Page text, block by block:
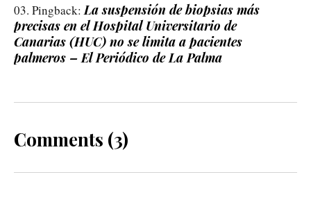
Pingback: La suspensión de biopsias más
precisas en el Hospital Universitario de
Canarias (HUC) no se limita a pacientes
palmeros – El Periódico de La Palma
Comments (3)